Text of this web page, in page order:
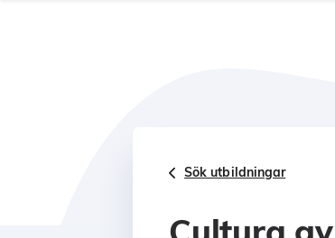
Sök utbildningar